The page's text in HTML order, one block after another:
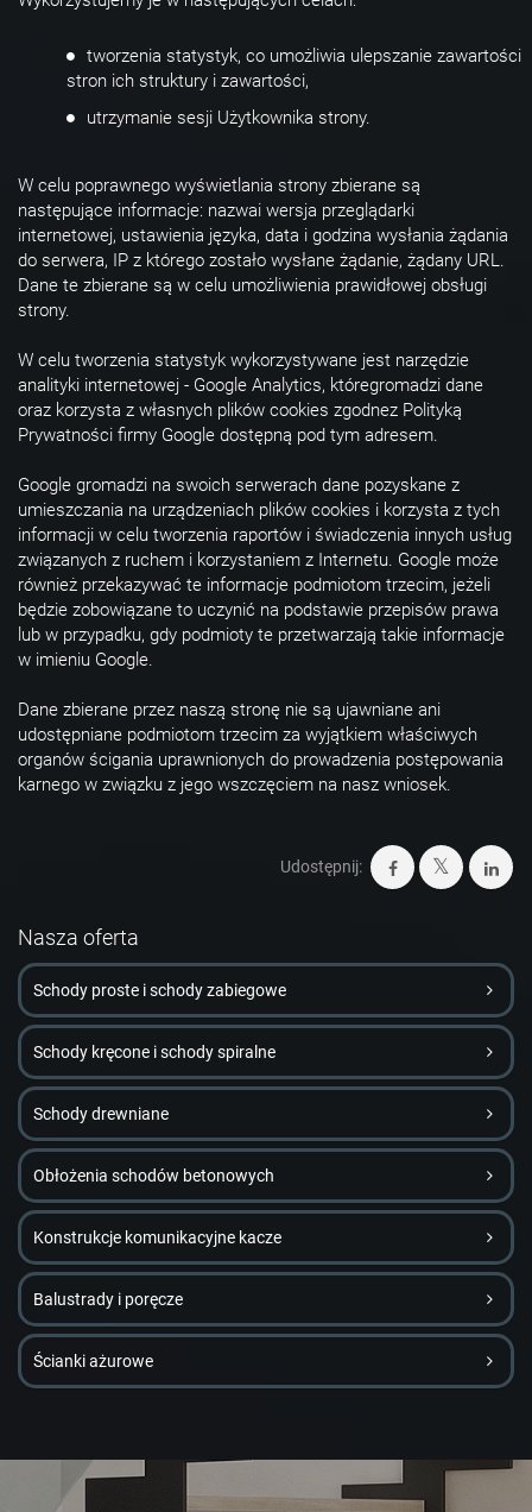
tworzenia statystyk, co umożliwia ulepszanie zawartości
stron ich struktury i zawartości,
utrzymanie sesji Użytkownika strony.
W celu poprawnego wyświetlania strony zbierane są
następujące informacje: nazwai wersja przeglądarki
internetowej, ustawienia języka, data i godzina wysłania żądania
do serwera, IP z którego zostało wysłane żądanie, żądany URL.
Dane te zbierane są w celu umożliwienia prawidłowej obsługi
strony.
W celu tworzenia statystyk wykorzystywane jest narzędzie
analityki internetowej - Google Analytics, któregromadzi dane
oraz korzysta z własnych plików cookies zgodnez Polityką
Prywatności firmy Google dostępną pod tym adresem.
Google gromadzi na swoich serwerach dane pozyskane z
umieszczania na urządzeniach plików cookies i korzysta z tych
informacji w celu tworzenia raportów i świadczenia innych usług
związanych z ruchem i korzystaniem z Internetu. Google może
również przekazywać te informacje podmiotom trzecim, jeżeli
będzie zobowiązane to uczynić na podstawie przepisów prawa
lub w przypadku, gdy podmioty te przetwarzają takie informacje
w imieniu Google.
Dane zbierane przez naszą stronę nie są ujawniane ani
udostępniane podmiotom trzecim za wyjątkiem właściwych
organów ścigania uprawnionych do prowadzenia postępowania
karnego w związku z jego wszczęciem na nasz wniosek.
Udostępnij:
Nasza oferta
Schody proste i schody zabiegowe
Schody kręcone i schody spiralne
Schody drewniane
Obłożenia schodów betonowych
Konstrukcje komunikacyjne kacze
Balustrady i poręcze
Ścianki ażurowe